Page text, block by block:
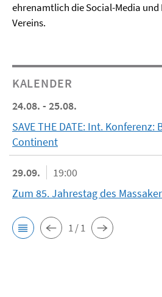
ehrenamtlich die Social-Media
Vereins.
KALENDER
24.08. - 25.08.
SAVE THE DATE: Int.
Continent
29.09.
19:00
Zum 85. Jahrestag des
1 / 1